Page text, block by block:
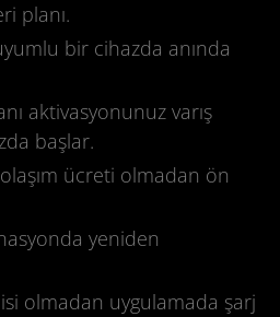
planı.
bir cihazda anında
aktivasyonunuz varış
başlar.
ücreti olmadan ön
yeniden
olmadan uygulamada şarj